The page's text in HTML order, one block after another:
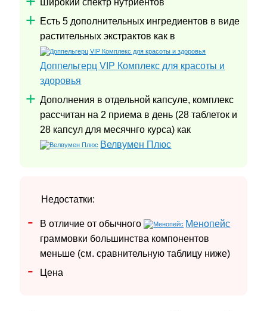
Широкий спектр нутриентов
Есть 5 дополнительных ингредиентов в виде
растительных экстрактов как в
Доппельгерц VIP Комплекс для красоты и
здоровья
Дополнения в отдельной капсуле, комплекс
рассчитан на 2 приема в день (28 таблеток и
28 капсул для месячнго курса) как
Велвумен Плюс
Недостатки:
В отличие от обычного
Менопейс
граммовки большинства компонентов
меньше (см. сравнительную таблицу ниже)
Цена